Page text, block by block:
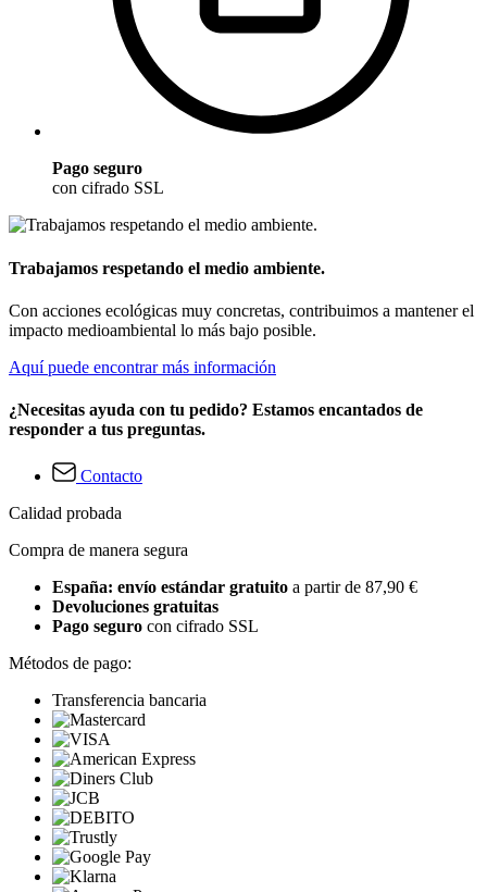
Pago seguro
con cifrado SSL
Trabajamos respetando el medio ambiente.
Con acciones ecológicas muy concretas, contribuimos a mantener el
impacto medioambiental lo más bajo posible.
Aquí puede encontrar más información
¿Necesitas ayuda con tu pedido? Estamos encantados de
responder a tus preguntas.
Contacto
Calidad probada
Compra de manera segura
España: envío estándar gratuito a partir de 87,90 €
Devoluciones gratuitas
Pago seguro con cifrado SSL
Métodos de pago:
Transferencia bancaria